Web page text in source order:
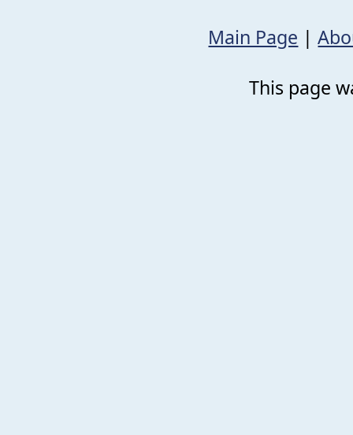
Main Page |
This page